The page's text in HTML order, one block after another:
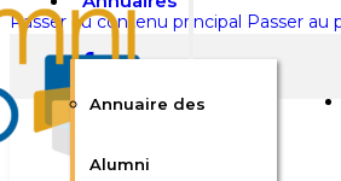
Passer au contenu principal Passer au
Annuaire des
Alumni